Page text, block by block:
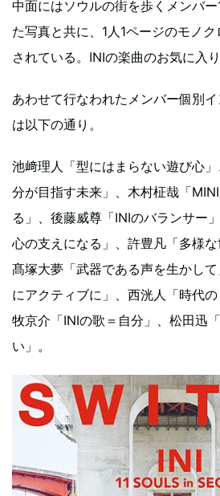
中面にはソウルの街を歩くメンバ
た写真と共に、1人1ページのモノ
されている。INIの楽曲のお気に入
あわせて行なわれたメンバー個別
は以下の通り。
池﨑理人「型にはまらない遊び心
分が目指す未来」、木村柾哉「
る」、後藤威尊「INIのバランサー
心の支えになる」、許豊凡「多様な
髙塚大夢「武器である声を生かし
にアクティブに」、西洸人「時代
牧京介「INIの歌＝自分」、松田迅
い」。